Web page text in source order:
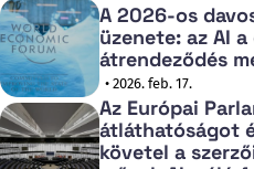
A 2026-os
üzenete: az AI
átrendeződés
• 2026. feb. 17.
Az Európai
átláthatóságot
követel a